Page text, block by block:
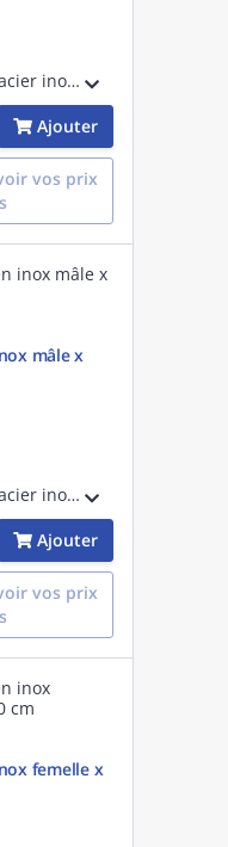
Flexible de chauffage en acier inoxydable - PN 10 - fourni avec une patte d'accroche - femelle x femelle coudé 3/4' - longueur de 50 cm
Ajouter
vos prix
mâle x
Flexible de chauffage en acier inoxydable - PN 10 - fourni avec une patte d'accroche - mâle x femelle 3/4' - longueur de 50 cm
Ajouter
vos prix
femelle x